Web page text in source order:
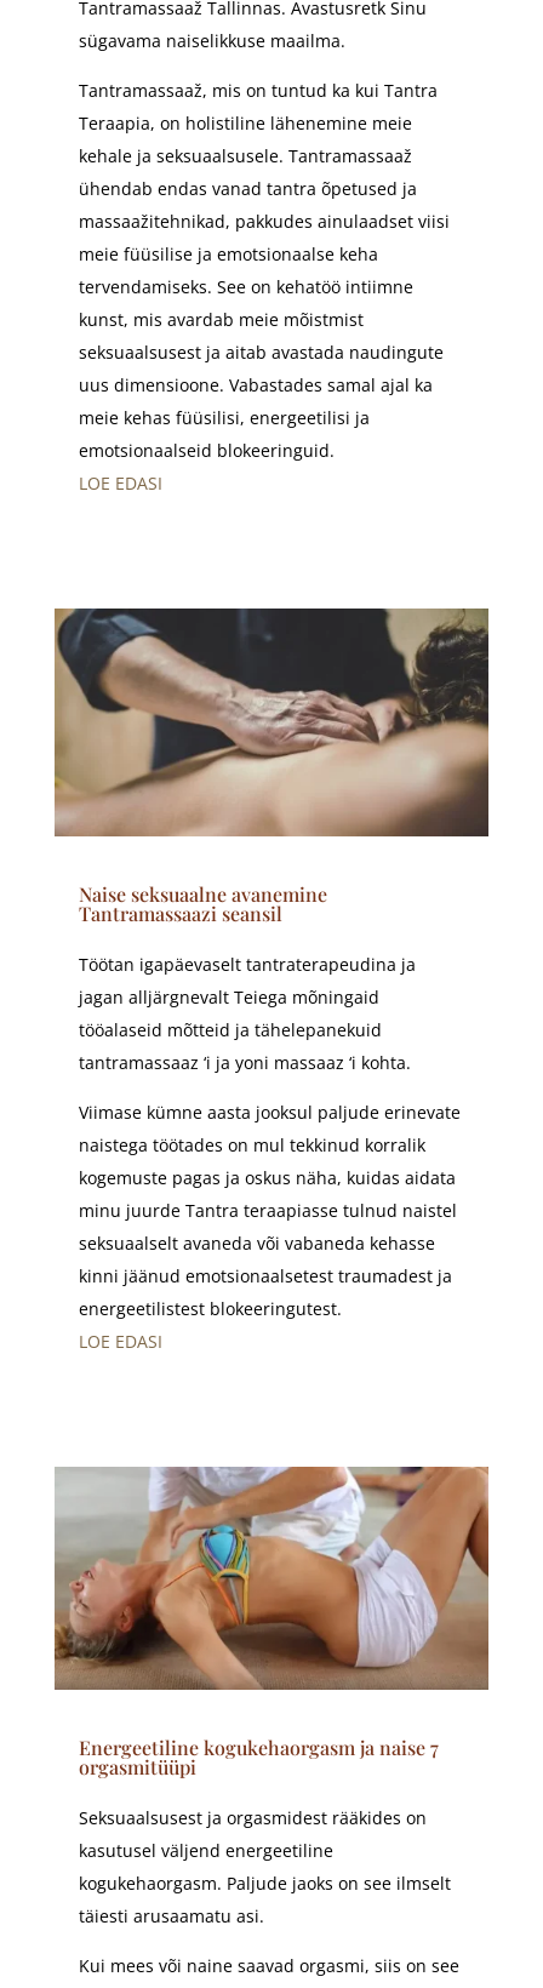
Tantramassaaž Tallinnas. Avastusretk Sinu
sügavama naiselikkuse maailma.
Tantramassaaž, mis on tuntud ka kui Tantra
Teraapia, on holistiline lähenemine meie
kehale ja seksuaalsusele. Tantramassaaž
ühendab endas vanad tantra õpetused ja
massaažitehnikad, pakkudes ainulaadset viisi
meie füüsilise ja emotsionaalse keha
tervendamiseks. See on kehatöö intiimne
kunst, mis avardab meie mõistmist
seksuaalsusest ja aitab avastada naudingute
uus dimensioone. Vabastades samal ajal ka
meie kehas füüsilisi, energeetilisi ja
emotsionaalseid blokeeringuid.
LOE EDASI
Naise seksuaalne avanemine
Tantramassaazi seansil
Töötan igapäevaselt tantraterapeudina ja
jagan alljärgnevalt Teiega mõningaid
tööalaseid mõtteid ja tähelepanekuid
tantramassaaz ‘i ja yoni massaaz ‘i kohta.
Viimase kümne aasta jooksul paljude erinevate
naistega töötades on mul tekkinud korralik
kogemuste pagas ja oskus näha, kuidas aidata
minu juurde Tantra teraapiasse tulnud naistel
seksuaalselt avaneda või vabaneda kehasse
kinni jäänud emotsionaalsetest traumadest ja
energeetilistest blokeeringutest.
LOE EDASI
Energeetiline kogukehaorgasm ja naise 7
orgasmitüüpi
Seksuaalsusest ja orgasmidest rääkides on
kasutusel väljend energeetiline
kogukehaorgasm. Paljude jaoks on see ilmselt
täiesti arusaamatu asi.
Kui mees või naine saavad orgasmi, siis on see